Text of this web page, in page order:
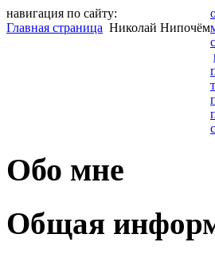
навигация по сайту:
Главная страница Николай Нипочём
Обо мне
Общая